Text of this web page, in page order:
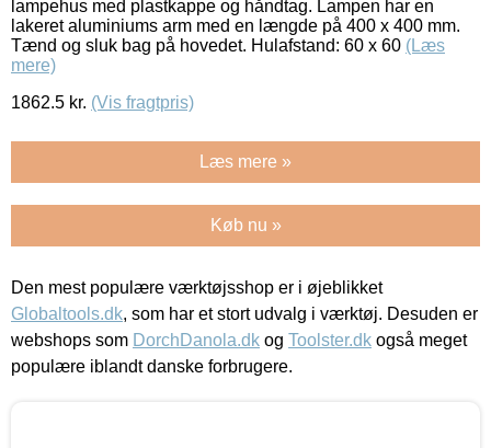
lampehus med plastkappe og håndtag. Lampen har en
lakeret aluminiums arm med en længde på 400 x 400 mm.
Tænd og sluk bag på hovedet. Hulafstand: 60 x 60 (Læs
mere)
1862.5 kr. (Vis fragtpris)
Læs mere »
Køb nu »
Den mest populære værktøjsshop er i øjeblikket
Globaltools.dk, som har et stort udvalg i værktøj. Desuden er
webshops som DorchDanola.dk og Toolster.dk også meget
populære iblandt danske forbrugere.